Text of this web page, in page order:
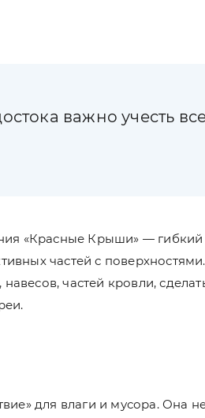
важно учесть
«Красные Крыши» —
частей с
частей кровли,
для влаги и мусора. Она